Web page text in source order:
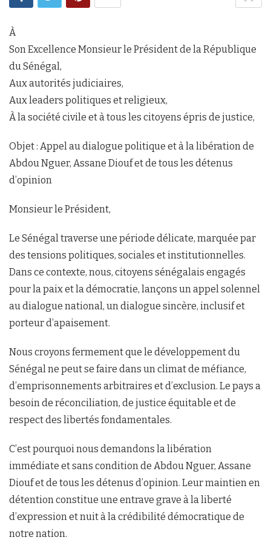
À
Son Excellence Monsieur le Président de la République
du Sénégal,
Aux autorités judiciaires,
Aux leaders politiques et religieux,
À la société civile et à tous les citoyens épris de justice,
Objet : Appel au dialogue politique et à la libération de
Abdou Nguer, Assane Diouf et de tous les détenus
d’opinion
Monsieur le Président,
Le Sénégal traverse une période délicate, marquée par
des tensions politiques, sociales et institutionnelles.
Dans ce contexte, nous, citoyens sénégalais engagés
pour la paix et la démocratie, lançons un appel solennel
au dialogue national, un dialogue sincère, inclusif et
porteur d’apaisement.
Nous croyons fermement que le développement du
Sénégal ne peut se faire dans un climat de méfiance,
d’emprisonnements arbitraires et d’exclusion. Le pays a
besoin de réconciliation, de justice équitable et de
respect des libertés fondamentales.
C’est pourquoi nous demandons la libération
immédiate et sans condition de Abdou Nguer, Assane
Diouf et de tous les détenus d’opinion. Leur maintien en
détention constitue une entrave grave à la liberté
d’expression et nuit à la crédibilité démocratique de
notre nation.